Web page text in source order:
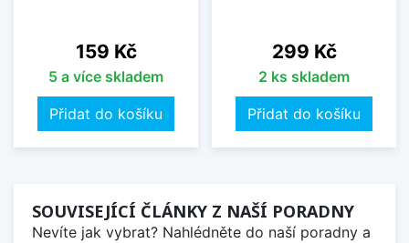
Cena
159 Kč
5 a více skladem
Přidat do košíku
Cena
299 Kč
2 ks skladem
Přidat do košíku
SOUVISEJÍCÍ ČLÁNKY Z NAŠÍ PORADNY
Nevíte jak vybrat? Nahlédněte do naší poradny a